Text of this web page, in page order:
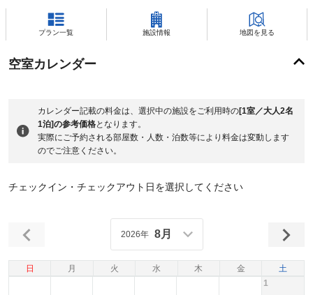
プラン一覧 施設情報 地図を見る
空室カレンダー
カレンダー記載の料金は、選択中の施設をご利用時の[1室／大人2名
1泊]の参考価格となります。
実際にご予約される部屋数・人数・泊数等により料金は変動します
のでご注意ください。
チェックイン・チェックアウト日を選択してください
日 月 火 水 木 金 土
2026年 8月
1